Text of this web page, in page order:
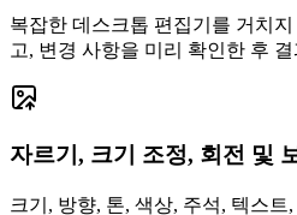
복잡한 데스크톱 편집기를 거치
고, 변경 사항을 미리 확인한 후
자르기, 크기 조정, 회전 및
크기, 방향, 톤, 색상, 주석, 텍스